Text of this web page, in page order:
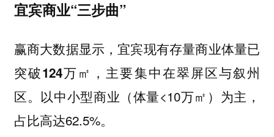
宜宾商业“三步曲”
赢商大数据显示，宜宾现有存量商业体量已
突破124万㎡ ，主要集中在翠屏区与叙州
区。以中小型商业（体量<10万㎡）为主，
占比高达62.5%。